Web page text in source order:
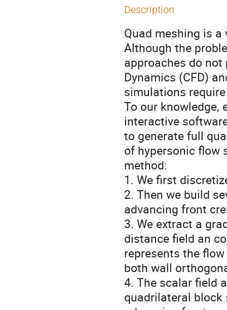
Description
Quad meshing is
Although the
approaches do
Dynamics (CFD)
simulations
To our knowledge,
interactive
to generate full
of hypersonic flow
method:
1. We first
2. Then we build
advancing front
3. We extract a
distance field an
represents the
both wall
4. The scalar field
quadrilateral block